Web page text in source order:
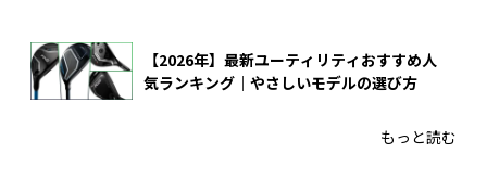
【2026年】最新ユーティリティおすすめ人
気ランキング｜やさしいモデルの選び方
もっと読む